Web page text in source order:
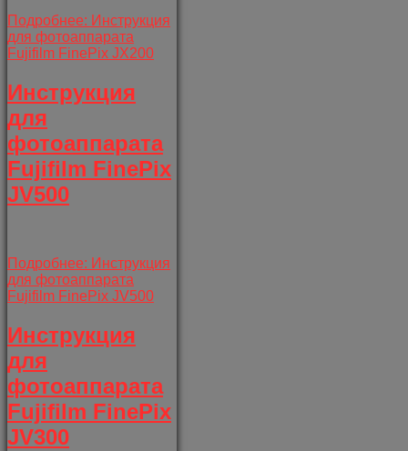
Подробнее: Инструкция
для фотоаппарата
Fujifilm FinePix JX200
Инструкция
для
фотоаппарата
Fujifilm FinePix
JV500
Подробнее: Инструкция
для фотоаппарата
Fujifilm FinePix JV500
Инструкция
для
фотоаппарата
Fujifilm FinePix
JV300